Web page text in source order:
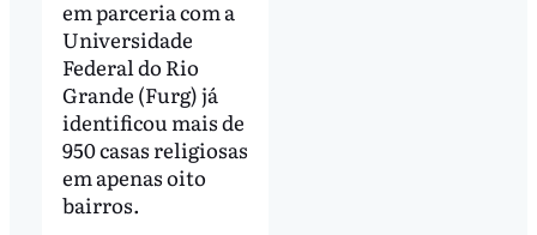
em parceria com a
Universidade
Federal do Rio
Grande (Furg) já
identificou mais de
950 casas religiosas
em apenas oito
bairros.